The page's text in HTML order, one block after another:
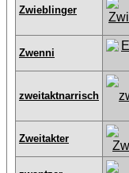
Zwieblinger
Zwenni
zweitaktnarrisch
Zweitakter